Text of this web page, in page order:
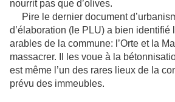
nourrit pas que d’olives.
Pire le dernier document
d’élaboration (le PLU) a bien identifié
arables de la commune: l’Orte et la
massacrer. Il les voue à la
est même l’un des rares lieux de la
prévu des immeubles.